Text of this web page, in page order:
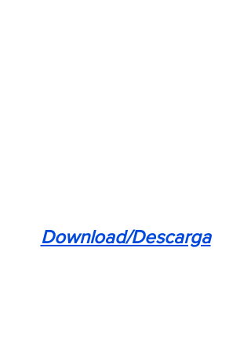
Download/Descarga